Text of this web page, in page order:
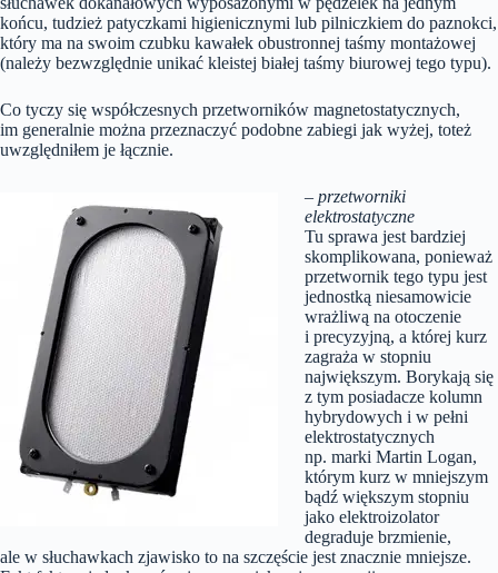
końcu, tudzież patyczkami higienicznymi lub pilniczkiem do paznokci,
który ma na swoim czubku kawałek obustronnej taśmy montażowej
(należy bezwzględnie unikać kleistej białej taśmy biurowej tego typu).
Co tyczy się współczesnych przetworników magnetostatycznych,
im generalnie można przeznaczyć podobne zabiegi jak wyżej, toteż
uwzględniłem je łącznie.
– przetworniki
elektrostatyczne
Tu sprawa jest bardziej
skomplikowana, ponieważ
przetwornik tego typu jest
jednostką niesamowicie
wrażliwą na otoczenie
i precyzyjną, a której kurz
zagraża w stopniu
największym. Borykają się
z tym posiadacze kolumn
hybrydowych i w pełni
elektrostatycznych
np. marki Martin Logan,
którym kurz w mniejszym
bądź większym stopniu
jako elektroizolator
degraduje brzmienie,
ale w słuchawkach zjawisko to na szczęście jest znacznie mniejsze.